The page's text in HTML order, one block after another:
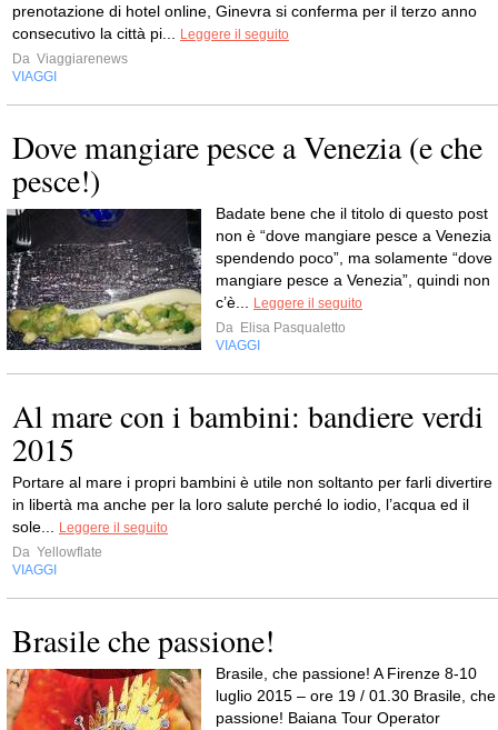
prenotazione di hotel online, Ginevra si conferma per il terzo anno
consecutivo la città pi...
Leggere il seguito
Da Viaggiarenews
VIAGGI
Dove mangiare pesce a Venezia (e che
pesce!)
Badate bene che il titolo di questo post
non è “dove mangiare pesce a Venezia
spendendo poco”, ma solamente “dove
mangiare pesce a Venezia”, quindi non
c’è...
Leggere il seguito
Da Elisa Pasqualetto
VIAGGI
Al mare con i bambini: bandiere verdi
2015
Portare al mare i propri bambini è utile non soltanto per farli divertire
in libertà ma anche per la loro salute perché lo iodio, l’acqua ed il
sole...
Leggere il seguito
Da Yellowflate
VIAGGI
Brasile che passione!
Brasile, che passione! A Firenze 8-10
luglio 2015 – ore 19 / 01.30 Brasile, che
passione! Baiana Tour Operator